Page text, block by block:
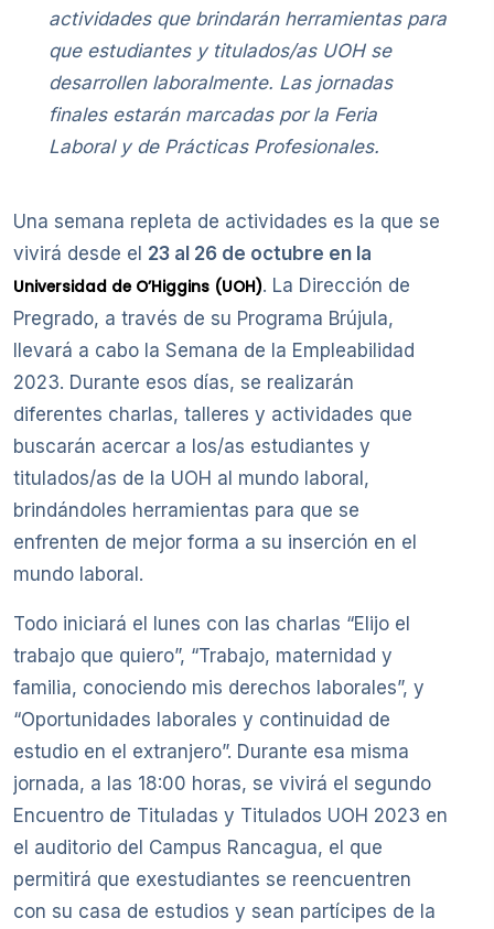
actividades que brindarán herramientas para
que estudiantes y titulados/as UOH se
desarrollen laboralmente. Las jornadas
finales estarán marcadas por la Feria
Laboral y de Prácticas Profesionales.
Una semana repleta de actividades es la que se
vivirá desde el 23 al 26 de octubre en la
Universidad de O’Higgins (UOH). La Dirección de
Pregrado, a través de su Programa Brújula,
llevará a cabo la Semana de la Empleabilidad
2023. Durante esos días, se realizarán
diferentes charlas, talleres y actividades que
buscarán acercar a los/as estudiantes y
titulados/as de la UOH al mundo laboral,
brindándoles herramientas para que se
enfrenten de mejor forma a su inserción en el
mundo laboral.
Todo iniciará el lunes con las charlas “Elijo el
trabajo que quiero”, “Trabajo, maternidad y
familia, conociendo mis derechos laborales”, y
“Oportunidades laborales y continuidad de
estudio en el extranjero”. Durante esa misma
jornada, a las 18:00 horas, se vivirá el segundo
Encuentro de Tituladas y Titulados UOH 2023 en
el auditorio del Campus Rancagua, el que
permitirá que exestudiantes se reencuentren
con su casa de estudios y sean partícipes de la